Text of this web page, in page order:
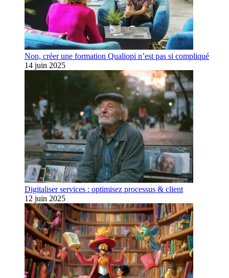
Non, créer une formation Qualiopi n’est pas si compliqué
14 juin 2025
Digitaliser services : optimisez processus & client
12 juin 2025